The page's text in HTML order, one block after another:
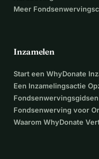
Meer
Inzamelen
Start een WhyDonate
Een Inzamelingsactie
Fondsenwervingsgidsen
Fondsenwerving voor
Waarom WhyDonate